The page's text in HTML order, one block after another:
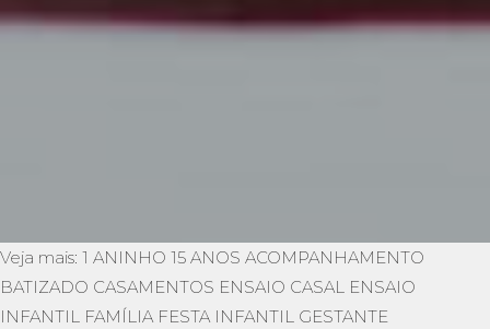
Veja mais: 1 ANINHO 15 ANOS ACOMPANHAMENTO
BATIZADO CASAMENTOS ENSAIO CASAL ENSAIO
INFANTIL FAMÍLIA FESTA INFANTIL GESTANTE